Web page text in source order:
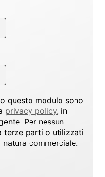
questo modulo sono
privacy policy, in
Per nessun
terze parti o utilizzati
commerciale.